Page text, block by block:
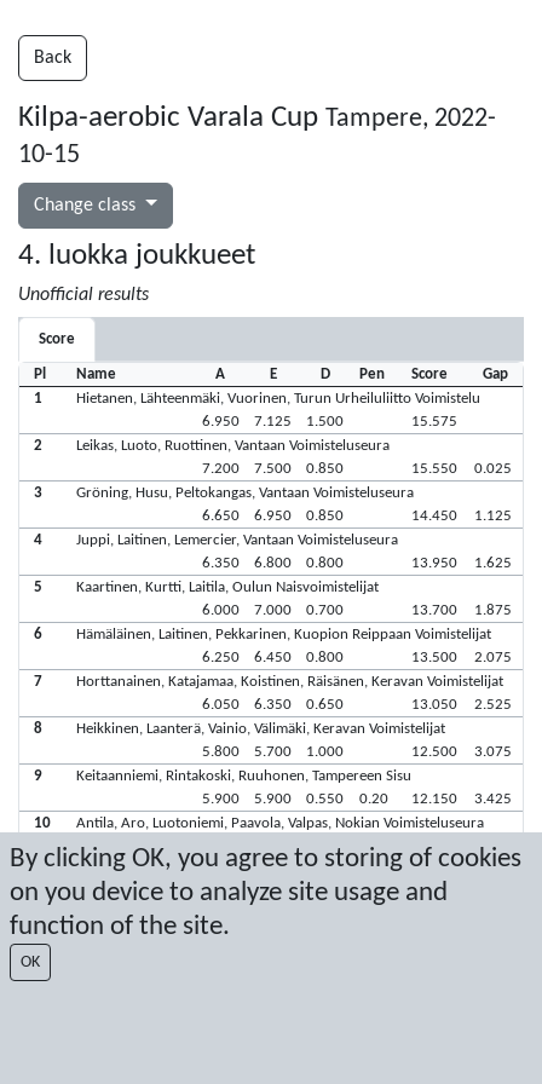
By clicking OK, you agree to storing of cookies
on you device to analyze site usage and
function of the site.
OK
Back
Kilpa-aerobic Varala Cup Tampere, 2022-
10-15
Change class
4. luokka joukkueet
Unofficial results
Score
Pl Name A E D Pen Score
Gap
1
Hietanen, Lähteenmäki, Vuorinen, Turun Urheiluliitto Voimistelu
6.950
7.125 1.500
15.575
2
Leikas, Luoto, Ruottinen, Vantaan Voimisteluseura
7.200
7.500 0.850 15.550
0.025
3
Gröning, Husu, Peltokangas, Vantaan Voimisteluseura
6.650
6.950 0.850 14.450
1.125
4
Juppi, Laitinen, Lemercier, Vantaan Voimisteluseura
6.350
6.800 0.800 13.950
1.625
5
Kaartinen, Kurtti, Laitila, Oulun Naisvoimistelijat
6.000
7.000 0.700 13.700
1.875
6
Hämäläinen, Laitinen, Pekkarinen, Kuopion Reippaan Voimistelijat
6.250
6.450 0.800 13.500
2.075
7
Horttanainen, Katajamaa, Koistinen, Räisänen, Keravan Voimistelijat
6.050
6.350 0.650 13.050
2.525
8
Heikkinen, Laanterä, Vainio, Välimäki, Keravan Voimistelijat
5.800
5.700 1.000 12.500
3.075
9
Keitaanniemi, Rintakoski, Ruuhonen, Tampereen Sisu
5.900
5.900 0.550 0.20 12.150
3.425
10
Antila, Aro, Luotoniemi, Paavola, Valpas, Nokian Voimisteluseura
0.750 11.900 3.675
Latest score: 10/16/2022 4:41:00 PM
Score by Sport Event Systems